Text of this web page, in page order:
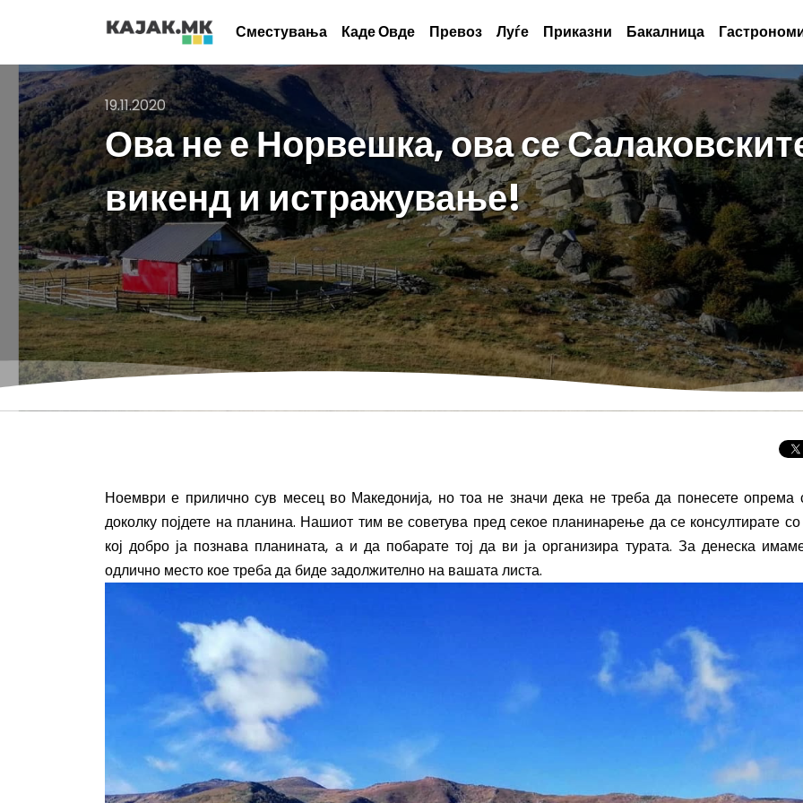
Сместувања Каде Овде Превоз Луѓе Приказни Бакалница
19.11.2020
Ова не е Норвешка, ова се
викенд и истражување!
Ноември е прилично сув месец во Македонија, но тоа не значи дека не треба да понесете опрема
доколку појдете на планина. Нашиот тим ве советува пред секое планинарење да се консултирате
кој добро ја познава планината, а и да побарате тој да ви ја организира турата. За денеска
одлично место кое треба да биде задолжително на вашата листа.
Скриени
Европа:
нов туристички